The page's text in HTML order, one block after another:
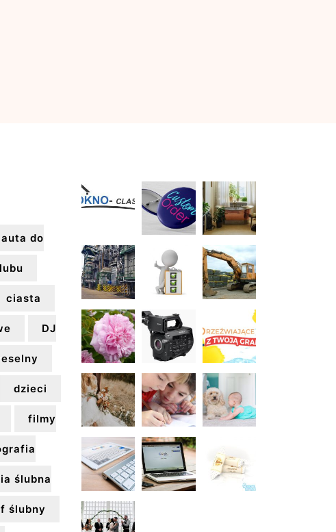
auta do
ciasta
DJ
dzieci
filmy
ślubna
ślubny